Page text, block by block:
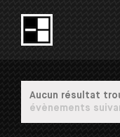
contenu
Notice
Aucun résultat
évènements